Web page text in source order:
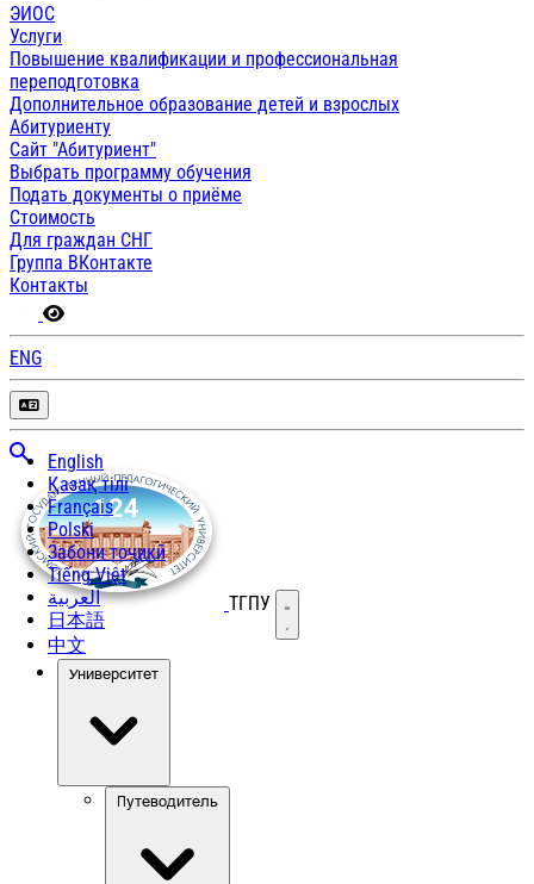
ЭИОС
Услуги
Повышение квалификации и профессиональная
переподготовка
Дополнительное образование детей и взрослых
Абитуриенту
Сайт "Абитуриент"
Выбрать программу обучения
Подать документы о приёме
Стоимость
Для граждан СНГ
Группа ВКонтакте
Контакты
ENG
English
Қазақ тілі
Français
Polski
Забони тоҷикӣ
Tiếng Việt
العربية
日本語
中文
ТГПУ Открыть меню
Университет
Путеводитель